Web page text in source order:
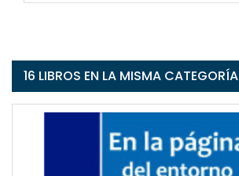
16 LIBROS EN LA MISMA CATEGORÍA